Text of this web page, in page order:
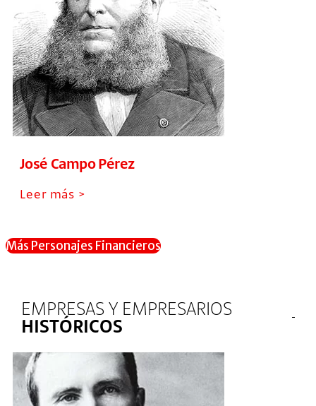
José Campo Pérez
Leer más >
Más Personajes Financieros
EMPRESAS Y EMPRESARIOS
HISTÓRICOS